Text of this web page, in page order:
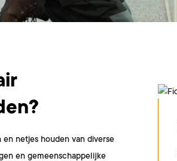
netjes houden van diverse
en gemeenschappelijke